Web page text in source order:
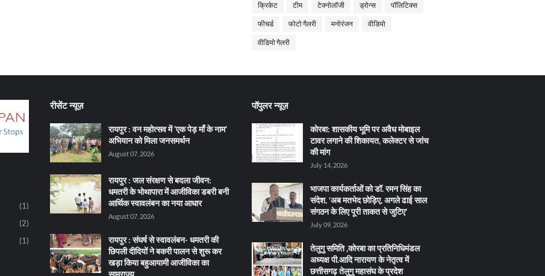
क्रिकेट टीम टेक्नोलॉजी ड्रोन्स पॉलिटिक्स
फीचर्ड फोटो गैलरी मनोरंजन वीडियो
वीडियो गैलरी
(1)
(2)
(1)
रीसेंट न्यूज़
रायपुर : वन महोत्सव में ‘एक पेड़ माँ के नाम’
अभियान को मिला जनसमर्थन
August 07, 2026
रायपुर : जल संरक्षण से बदला जीवन:
धमतरी के भोथापारा में आजीविका डबरी बनी
आर्थिक स्वावलंबन का नया आधार
August 07, 2026
रायपुर : संघर्ष से स्वावलंबन- धमतरी की
छिपली दीदियों ने बकरी पालन से शुरू कर
खड़ा किया बहुआयामी आजीविका का
साम्राज्य
पॉपुलर न्यूज़
कोरबा: शासकीय भूमि पर अवैध मोबाइल
टावर लगाने की शिकायत, कलेक्टर से जांच
की मांग
July 14, 2026
भाजपा कार्यकर्ताओं को डॉ. रमन सिंह का
संदेश, 'अब मतभेद छोड़िए, अगले ढाई साल
संगठन के लिए पूरी ताकत से जुटिए'
July 09, 2026
तेलुगु समिति ,कोरबा का प्रतिनिधिमंडल
अध्यक्ष पी.आदि नारायण के नेतृत्व में
छत्तीसगढ़ तेलुगु महासंघ के प्रदेश